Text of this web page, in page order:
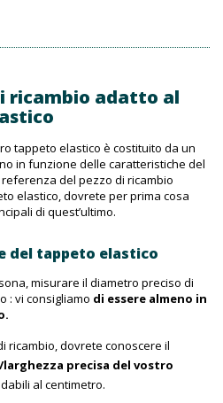
ricambio adatto al
tappeto elastico è costituito da un
in funzione delle caratteristiche del
del pezzo di ricambio
elastico, dovrete per prima cosa
di quest’ultimo.
del tappeto elastico
misurare il diametro preciso di
: vi consigliamo di essere almeno in
ricambio, dovrete conoscere il
precisa del vostro
al centimetro.